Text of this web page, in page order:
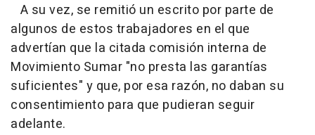
A su vez, se remitió un escrito por parte de
algunos de estos trabajadores en el que
advertían que la citada comisión interna de
Movimiento Sumar "no presta las garantías
suficientes" y que, por esa razón, no daban su
consentimiento para que pudieran seguir
adelante.